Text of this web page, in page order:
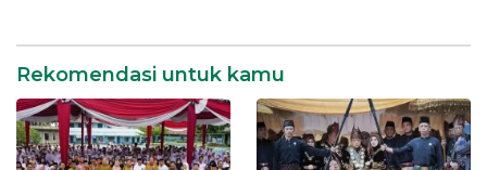
Rekomendasi untuk kamu